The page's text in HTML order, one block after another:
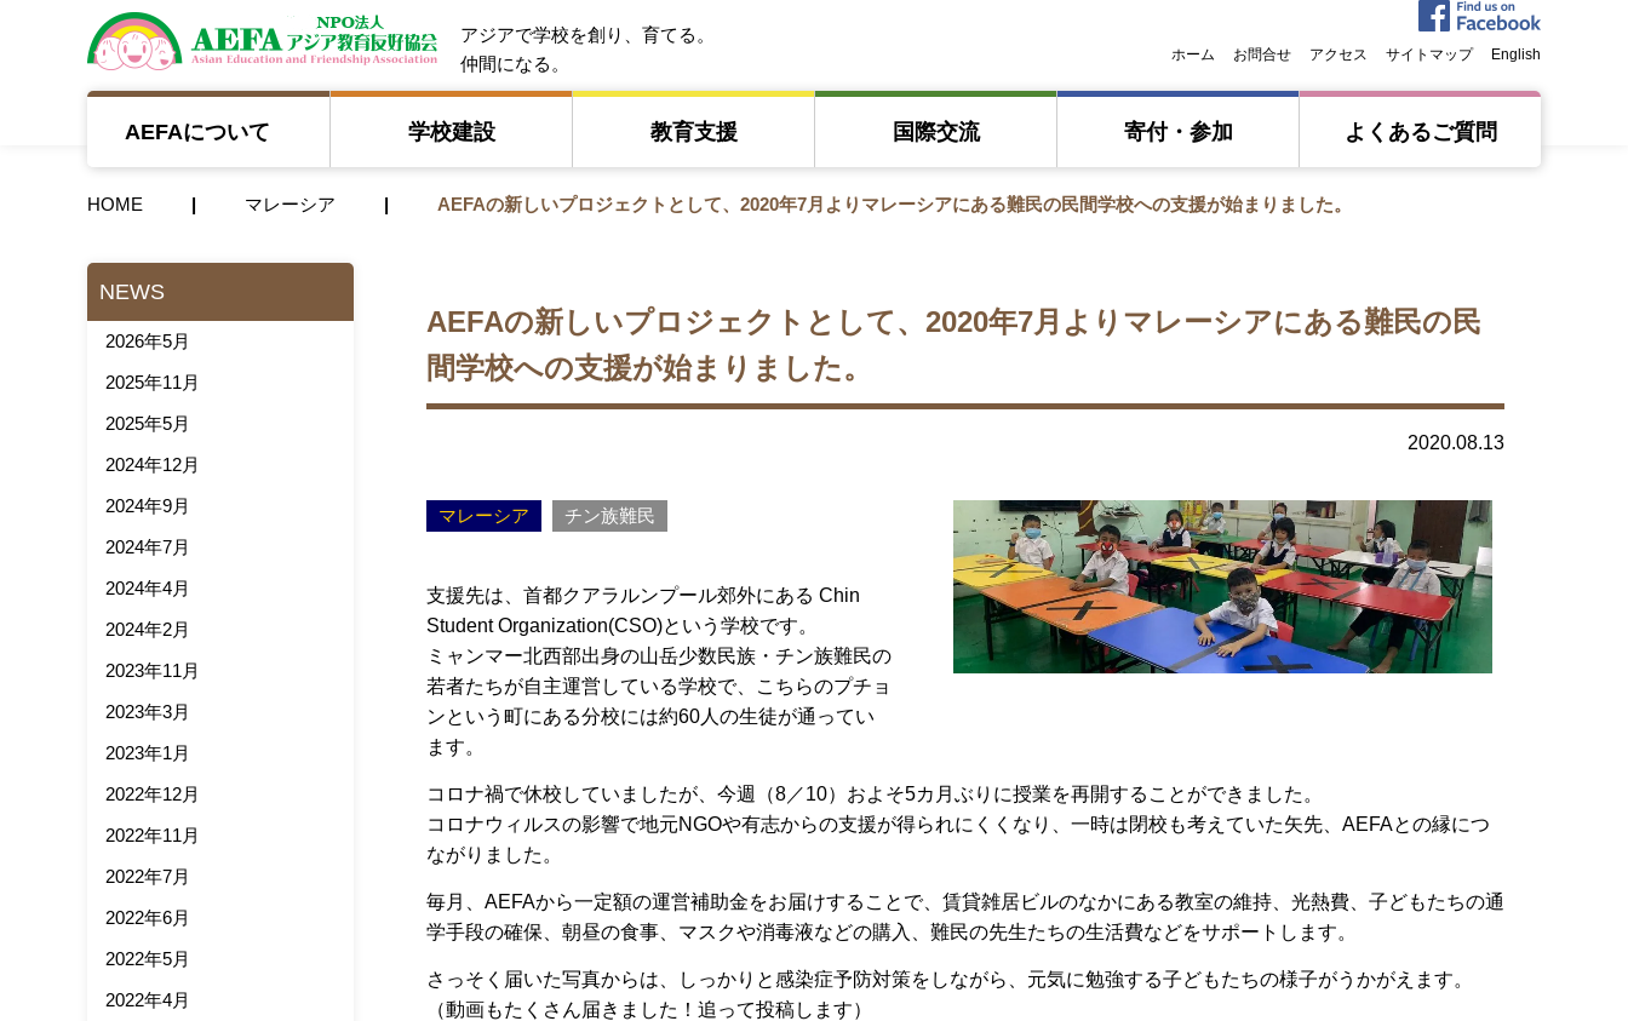
NPO法人 AEFA アジア教育友好協会
アジアで学校を創り、育てる。
仲間になる。
ホーム お問合せ アクセス サイトマップ English
AEFAについて 学校建設 教育⽀援 国際交流 寄付・参加 よくあるご質問
HOME マレーシア AEFAの新しいプロジェクトとして、2020年7月よりマレーシアにある難民の民間学校への支援が始まりました。
AEFAの新しいプロジェクトとして、2020年7月よりマレーシアにある難民の民
間学校への支援が始まりました。
2020.08.13
マレーシア チン族難民
支援先は、首都クアラルンプール郊外にある Chin
Student Organization(CSO)という学校です。
ミャンマー北西部出身の山岳少数民族・チン族難民の
若者たちが自主運営している学校で、こちらのプチョ
ンという町にある分校には約60人の生徒が通ってい
ます。
コロナ禍で休校していましたが、今週（8／10）およそ5カ月ぶりに授業を再開することができました。
コロナウィルスの影響で地元NGOや有志からの支援が得られにくくなり、一時は閉校も考えていた矢先、AEFAとの縁につ
ながりました。
毎月、AEFAから一定額の運営補助金をお届けすることで、賃貸雑居ビルのなかにある教室の維持、光熱費、子どもたちの通
学手段の確保、朝昼の食事、マスクや消毒液などの購入、難民の先生たちの生活費などをサポートします。
さっそく届いた写真からは、しっかりと感染症予防対策をしながら、元気に勉強する子どもたちの様子がうかがえます。
（動画もたくさん届きました！追って投稿します）
NEWS
2026年5月
2025年11月
2025年5月
2024年12月
2024年9月
2024年7月
2024年4月
2024年2月
2023年11月
2023年3月
2023年1月
2022年12月
2022年11月
2022年7月
2022年6月
2022年5月
2022年4月